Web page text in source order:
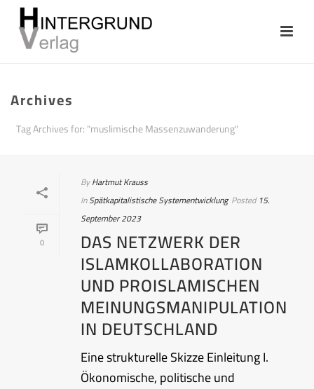
Archives
Tag Archives for: "muslimische Massenzuwanderung"
0
ByHartmut Krauss
InSpätkapitalistische Systementwicklung Posted 15.
September 2023
DAS NETZWERK DER
ISLAMKOLLABORATION
UND PROISLAMISCHEN
MEINUNGSMANIPULATION
IN DEUTSCHLAND
Eine strukturelle Skizze Einleitung I.
Ökonomische, politische und